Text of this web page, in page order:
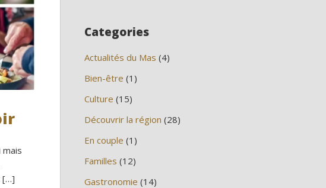
[…]
Categories
Actualités du Mas (4)
Bien-être (1)
Culture (15)
Découvrir la région (28)
En couple (1)
Familles (12)
Gastronomie (14)